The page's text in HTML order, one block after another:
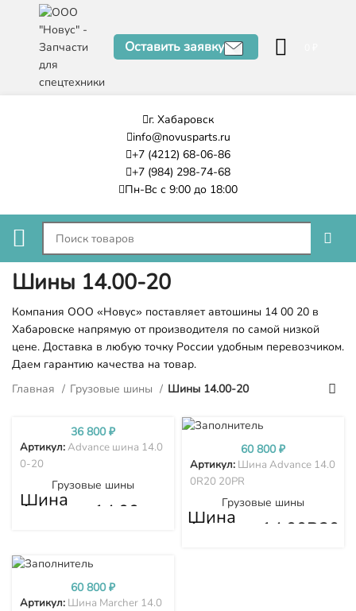
Оставить заявку
г. Хабаровск
info@novusparts.ru
+7 (4212) 68-06-86
+7 (984) 298-74-68
Пн-Вс с 9:00 до 18:00
Шины 14.00-20
Компания ООО «Новус» поставляет автошины 14 00 20 в
Хабаровске напрямую от производителя по самой низкой
цене. Доставка в любую точку России удобным перевозчиком.
Даем гарантию качества на товар.
Главная
Грузовые шины Шины 14.00-20
Шина
Advance 14.00-
Грузовые шины
Артикул:Advance шина 14.0
0-20
36 800₽
Шина
Advance 14.00R20
Грузовые шины
Артикул: Шина Advance 14.0
0R20 20PR
60 800₽
Артикул: Шина Marcher 14.0
60 800₽